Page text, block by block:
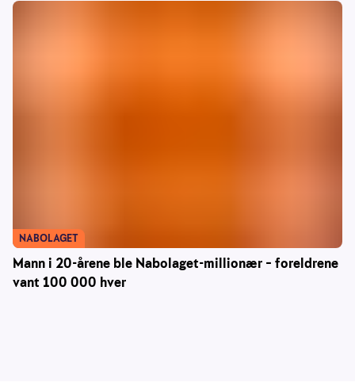
Mann i 20-årene ble Nabolaget-millionær – foreldrene
vant 100 000 hver
NABOLAGET